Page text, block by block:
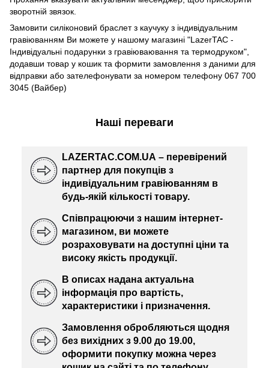
зворотній звязок.
Замовити силіконовий браслет з каучуку з індивідуальним
гравіюванням Ви можете у нашому магазині "LazerTAC -
Індивідуальні подарунки з гравіюваювання та термодруком",
додавши товар у кошик та формити замовлення з даними для
відправки або зателефонувати за номером телефону 067 700
3045 (Вайбер)
Наші переваги
LAZERTAC.COM.UA – перевірений
партнер для покупців з
індивідуальним гравіюванням в
будь-якій кількості товару.
Співпрацюючи з нашим інтернет-
магазином, ви можете
розраховувати на доступні ціни та
високу якість продукції.
В описах надана актуальна
інформація про вартість,
характеристики і призначення.
Замовлення обробляються щодня
без вихідних з 9.00 до 19.00,
оформити покупку можна через